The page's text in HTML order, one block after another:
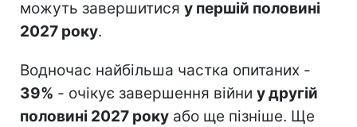
можуть завершитися у першій половині
2027 року.
Водночас найбільша частка опитаних -
39% - очікує завершення війни у другій
половині 2027 року або ще пізніше. Ще